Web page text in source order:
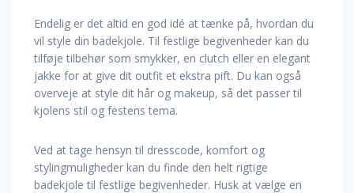
Endelig er det altid en god idé at tænke på, hvordan du
vil style din badekjole. Til festlige begivenheder kan du
tilføje tilbehør som smykker, en clutch eller en elegant
jakke for at give dit outfit et ekstra pift. Du kan også
overveje at style dit hår og makeup, så det passer til
kjolens stil og festens tema.
Ved at tage hensyn til dresscode, komfort og
stylingmuligheder kan du finde den helt rigtige
badekjole til festlige begivenheder. Husk at vælge en